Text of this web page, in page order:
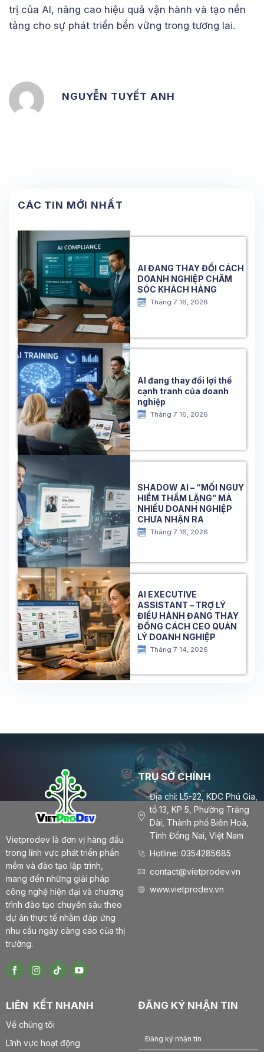
CÁC TIN MỚI NHẤT
AI ĐANG THAY ĐỔI CÁCH
DOANH NGHIỆP CHĂM
SÓC KHÁCH HÀNG
Tháng 7 16, 2026
AI đang thay đổi lợi thế
cạnh tranh của doanh
nghiệp
Tháng 7 16, 2026
SHADOW AI – “MỐI NGUY
HIỂM THẦM LẶNG” MÀ
NHIỀU DOANH NGHIỆP
CHƯA NHẬN RA
Tháng 7 16, 2026
AI EXECUTIVE
ASSISTANT – TRỢ LÝ
ĐIỀU HÀNH ĐANG THAY
ĐỔNG CÁCH CEO QUẢN
LÝ DOANH NGHIỆP
Tháng 7 14, 2026
trị của AI, nâng cao hiệu quả vận hành và tạo nền
tảng cho sự phát triển bền vững trong tương lai.
NGUYỄN TUYẾT ANH
Vietprodev là đơn vị hàng đầu
trong lĩnh vực phát triển phần
mềm và đào tạo lập trình,
mang đến những giải pháp
công nghệ hiện đại và chương
trình đào tạo chuyên sâu theo
dự án thực tế nhằm đáp ứng
nhu cầu ngày càng cao của thị
trường.
TRỤ SỞ CHÍNH
Địa chỉ: L5-22, KDC Phú Gia,
tổ 13, KP 5, Phường Trảng
Dài, Thành phố Biên Hoà,
Tỉnh Đồng Nai, Việt Nam
Hotline: 0354285685
contact@vietprodev.vn
www.vietprodev.vn
LIÊN KẾT NHANH
Về chúng tôi
Lĩnh vực hoạt động
ĐĂNG KÝ NHẬN TIN